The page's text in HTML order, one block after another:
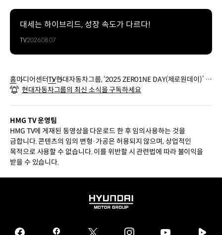
대세는 하이브리드, 성장 속도가 다르다!
TV2026.08.07
홈미디어센터TV현대자동차그룹, ‘2025 ZER01NE DAY(제로원데이)’ 개
최
현대자동차그룹의 최신 소식을 구독하세요
HMG TV 운영팀
HMG TV에 게재된 동영상을 다운로드 한 후 임의사용하는 것을
금합니다. 콘텐츠의 임의 변형·가공은 허용되지 않으며, 상업적인
목적으로 사용할 수 없습니다. 이를 위반할 시 관련법에 따라 불이익을
받을 수 있습니다.
HYUNDAI
GROUP